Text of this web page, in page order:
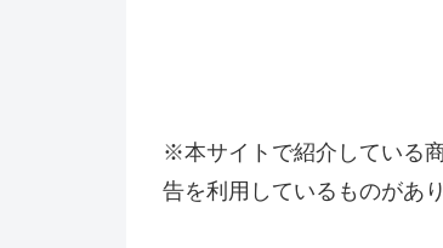
※本サイトで紹介している
告を利用しているものがあ